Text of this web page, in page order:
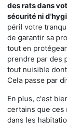
des rats dans
sécurité ni
péril votre
de garantir sa
tout en
prendre par des
tout nuisible
Cela passe par
En plus, c'est
certains que ces
dans les